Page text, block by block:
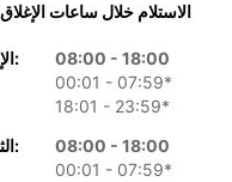
الاستلام خلال ساعات الإغلاق
الإثنين:
08:00 - 18:00
00:01 - 07:59*
18:01 - 23:59*
الثلاثاء:
08:00 - 18:00
00:01 - 07:59*